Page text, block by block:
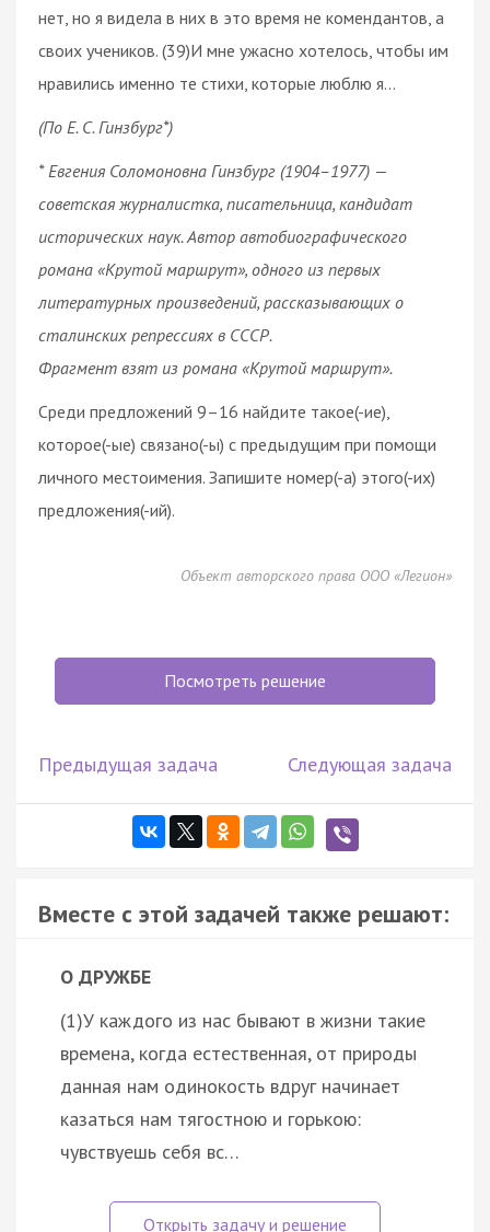
нет, но я видела в них в это время не комендантов, а
своих учеников. (39)И мне ужасно хотелось, чтобы им
нравились именно те стихи, которые люблю я…
(По Е. С. Гинзбург*)
* Евгения Соломоновна Гинзбург (1904–1977) —
советская журналистка, писательница, кандидат
исторических наук. Автор автобиографического
романа «Крутой маршрут», одного из первых
литературных произведений, рассказывающих о
сталинских репрессиях в СССР.
Фрагмент взят из романа «Крутой маршрут».
Среди предложений 9–16 найдите такое(-ие),
которое(-ые) связано(-ы) с предыдущим при помощи
личного местоимения. Запишите номер(-а) этого(-их)
предложения(-ий).
Объект авторского права ООО «Легион»
Посмотреть решение
Предыдущая задача Следующая задача
Вместе с этой задачей также решают:
О ДРУЖБЕ
(1)У каждого из нас бывают в жизни такие
времена, когда естественная, от природы
данная нам одинокость вдруг начинает
казаться нам тягостною и горькою:
чувствуешь себя вс…